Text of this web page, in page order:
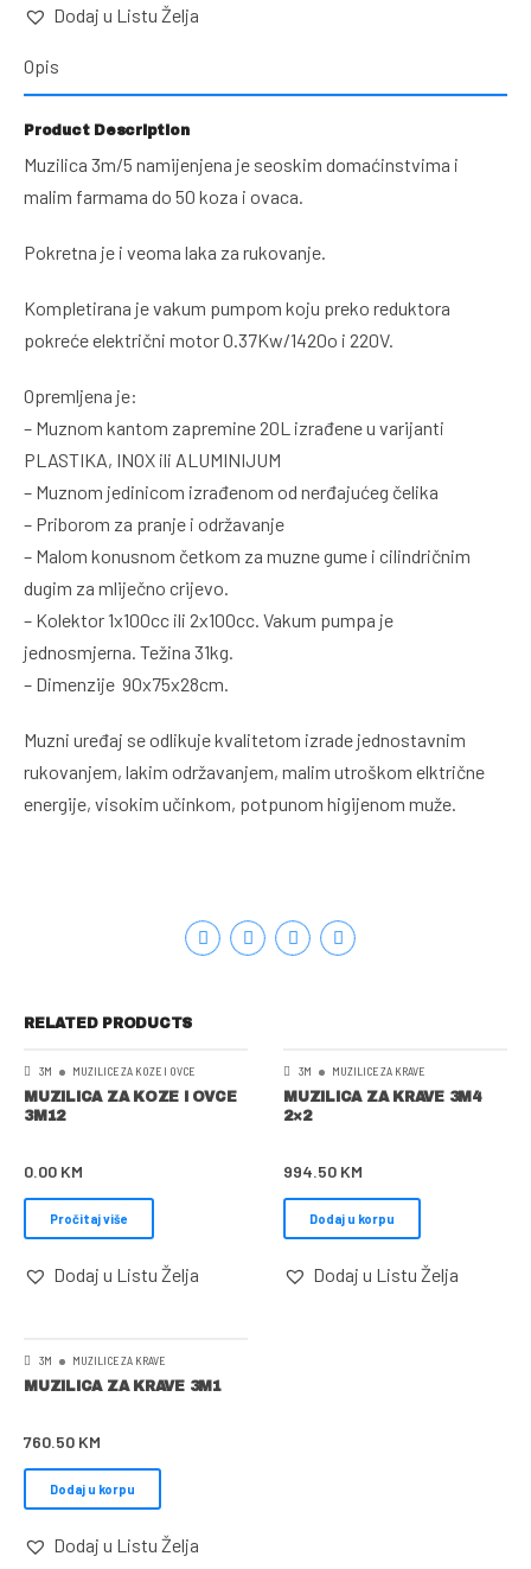
KOZE
OVCE
3M5
količina
Dodaj u Listu Želja
Opis
Product Description
Muzilica 3m/5 namijenjena je seoskim domaćinstvima i
malim farmama do 50 koza i ovaca.
Pokretna je i veoma laka za rukovanje.
Kompletirana je vakum pumpom koju preko reduktora
pokreće električni motor 0.37Kw/1420o i 220V.
Opremljena je:
– Muznom kantom zapremine 20L izrađene u varijanti
PLASTIKA, INOX ili ALUMINIJUM
– Muznom jedinicom izrađenom od nerđajućeg čelika
– Priborom za pranje i održavanje
– Malom konusnom četkom za muzne gume i cilindričnim
dugim za mliječno crijevo.
– Kolektor 1x100cc ili 2x100cc. Vakum pumpa je
jednosmjerna. Težina 31kg.
– Dimenzije 90x75x28cm.
Muzni uređaj se odlikuje kvalitetom izrade jednostavnim
rukovanjem, lakim održavanjem, malim utroškom elktrične
energije, visokim učinkom, potpunom higijenom muže.
RELATED PRODUCTS
3M MUZILICE ZA KOZE I OVCE
MUZILICA ZA KOZE I OVCE
3M12
0.00 KM
Pročitaj više
Dodaj u Listu Želja
3M MUZILICE ZA KRAVE
MUZILICA ZA KRAVE 3M4
2×2
994.50 KM
Dodaj u korpu
Dodaj u Listu Želja
3M MUZILICE ZA KRAVE
MUZILICA ZA KRAVE 3M1
760.50 KM
Dodaj u korpu
Dodaj u Listu Želja